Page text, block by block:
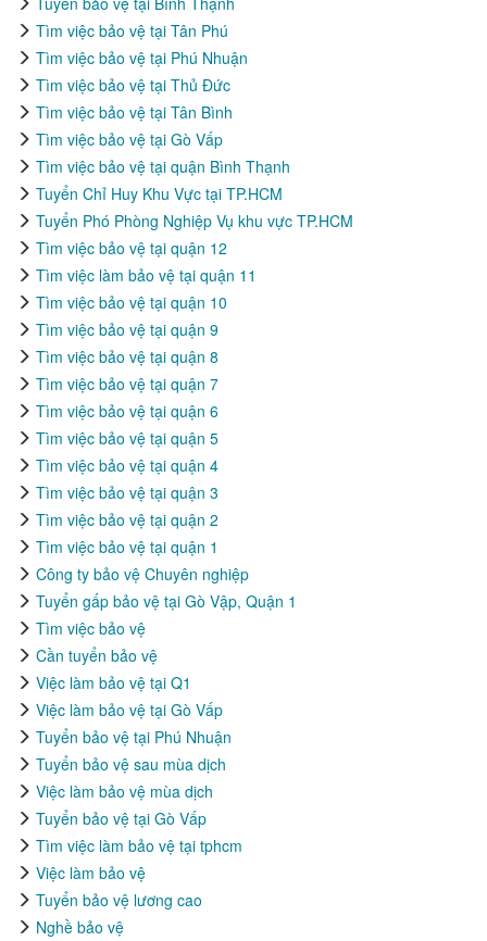
Tìm việc bảo vệ tại Tân Phú
Tìm việc bảo vệ tại Phú Nhuận
Tìm việc bảo vệ tại Thủ Đức
Tìm việc bảo vệ tại Tân Bình
Tìm việc bảo vệ tại Gò Vấp
Tìm việc bảo vệ tại quận Bình Thạnh
Tuyển Chỉ Huy Khu Vực tại TP.HCM
Tuyển Phó Phòng Nghiệp Vụ khu vực TP.HCM
Tìm việc bảo vệ tại quận 12
Tìm việc làm bảo vệ tại quận 11
Tìm việc bảo vệ tại quận 10
Tìm việc bảo vệ tại quận 9
Tìm việc bảo vệ tại quận 8
Tìm việc bảo vệ tại quận 7
Tìm việc bảo vệ tại quận 6
Tìm việc bảo vệ tại quận 5
Tìm việc bảo vệ tại quận 4
Tìm việc bảo vệ tại quận 3
Tìm việc bảo vệ tại quận 2
Tìm việc bảo vệ tại quận 1
Công ty bảo vệ Chuyên nghiệp
Tuyển gấp bảo vệ tại Gò Vập, Quận 1
Tìm việc bảo vệ
Cần tuyển bảo vệ
Việc làm bảo vệ tại Q1
Việc làm bảo vệ tại Gò Vấp
Tuyển bảo vệ tại Phú Nhuận
Tuyển bảo vệ sau mùa dịch
Việc làm bảo vệ mùa dịch
Tuyển bảo vệ tại Gò Vấp
Tìm việc làm bảo vệ tại tphcm
Việc làm bảo vệ
Tuyển bảo vệ lương cao
Nghề bảo vệ